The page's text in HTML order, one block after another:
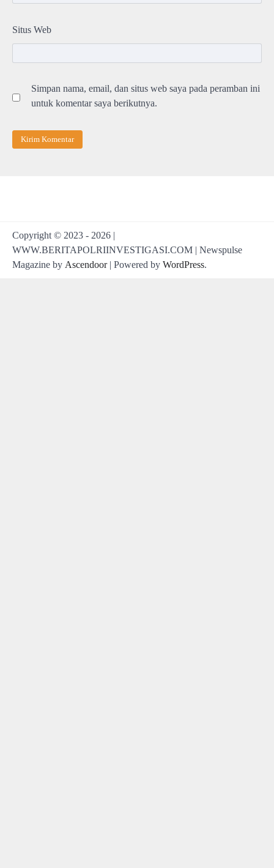
Situs Web
Simpan nama, email, dan situs web saya pada peramban ini
untuk komentar saya berikutnya.
Copyright © 2023 - 2026 |
WWW.BERITAPOLRIINVESTIGASI.COM | Newspulse
Magazine by Ascendoor| Powered by WordPress.